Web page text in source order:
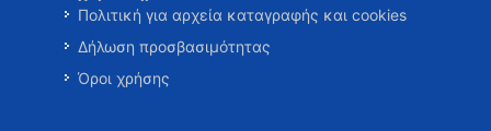
Πολιτική για αρχεία καταγραφής και cookies
Δήλωση προσβασιμότητας
Όροι χρήσης